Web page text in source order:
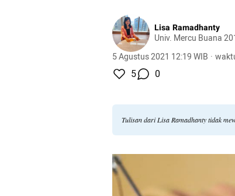
Lisa Ramadhanty
Univ. Mercu Buana
5 Agustus 2021 12:19 WIB ·
5 0
Tulisan dari Lisa Ramadhanty tidak